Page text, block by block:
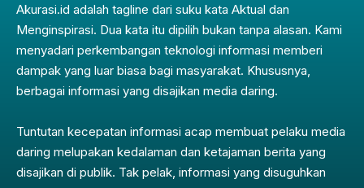
Akurasi.id adalah tagline dari suku kata Aktual dan
Menginspirasi. Dua kata itu dipilih bukan tanpa alasan. Kami
menyadari perkembangan teknologi informasi memberi
dampak yang luar biasa bagi masyarakat. Khususnya,
berbagai informasi yang disajikan media daring.
Tuntutan kecepatan informasi acap membuat pelaku media
daring melupakan kedalaman dan ketajaman berita yang
disajikan di publik. Tak pelak, informasi yang disuguhkan